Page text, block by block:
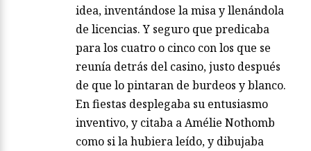
idea, inventándose la misa y llenándola
de licencias. Y seguro que predicaba
para los cuatro o cinco con los que se
reunía detrás del casino, justo después
de que lo pintaran de burdeos y blanco.
En fiestas desplegaba su entusiasmo
inventivo, y citaba a Amélie Nothomb
como si la hubiera leído, y dibujaba